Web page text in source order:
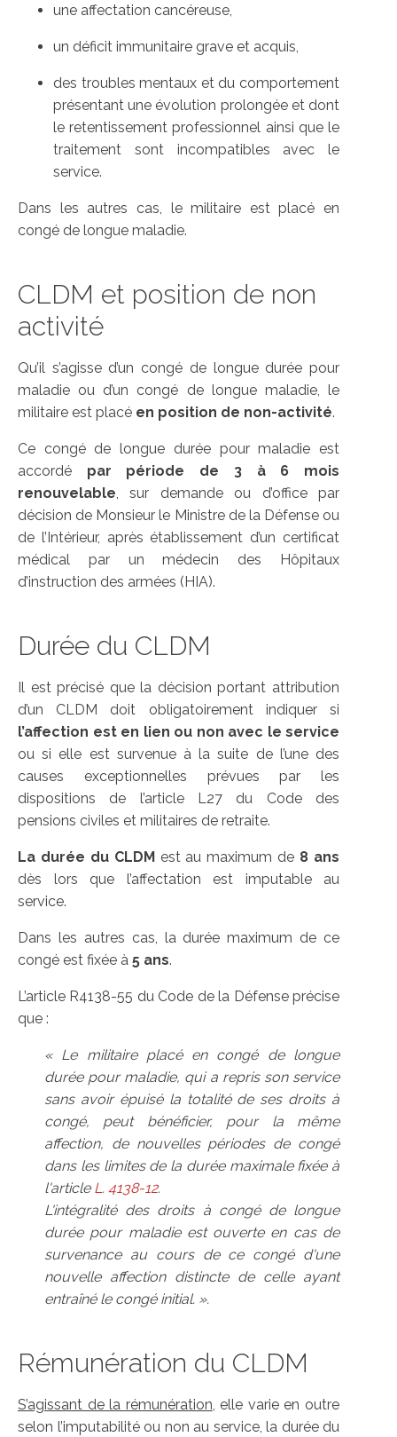
une affectation cancéreuse,
un déficit immunitaire grave et acquis,
des troubles mentaux et du comportement
présentant une évolution prolongée et dont
le retentissement professionnel ainsi que le
traitement sont incompatibles avec le
service.
Dans les autres cas, le militaire est placé en
congé de longue maladie.
CLDM et position de non
activité
Qu’il s’agisse d’un congé de longue durée pour
maladie ou d’un congé de longue maladie, le
militaire est placé en position de non-activité.
Ce congé de longue durée pour maladie est
accordé par période de 3 à 6 mois
renouvelable , sur demande ou d’office par
décision de Monsieur le Ministre de la Défense ou
de l’Intérieur, après établissement d’un certificat
médical par un médecin des Hôpitaux
d’instruction des armées (HIA).
Durée du CLDM
Il est précisé que la décision portant attribution
d’un CLDM doit obligatoirement indiquer si
l’affection est en lien ou non avec le service
ou si elle est survenue à la suite de l’une des
causes exceptionnelles prévues par les
dispositions de l’article L27 du Code des
pensions civiles et militaires de retraite.
La durée du CLDMest au maximum de 8 ans
dès lors que l’affectation est imputable au
service.
Dans les autres cas, la durée maximum de ce
congé est fixée à 5 ans.
L’article R4138-55 du Code de la Défense précise
que :
« Le militaire placé en congé de longue
durée pour maladie, qui a repris son service
sans avoir épuisé la totalité de ses droits à
congé, peut bénéficier, pour la même
affection, de nouvelles périodes de congé
dans les limites de la durée maximale fixée à
l'article L. 4138-12.
L'intégralité des droits à congé de longue
durée pour maladie est ouverte en cas de
survenance au cours de ce congé d'une
nouvelle affection distincte de celle ayant
entraîné le congé initial. ».
Rémunération du CLDM
S’agissant de la rémunération , elle varie en outre
selon l’imputabilité ou non au service, la durée du